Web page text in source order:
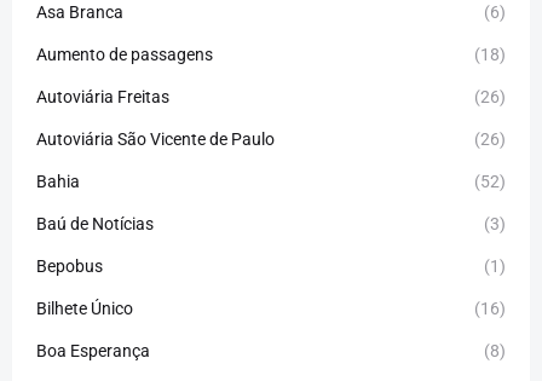
Asa Branca (6)
Aumento de passagens (18)
Autoviária Freitas (26)
Autoviária São Vicente de Paulo (26)
Bahia (52)
Baú de Notícias (3)
Bepobus (1)
Bilhete Único (16)
Boa Esperança (8)